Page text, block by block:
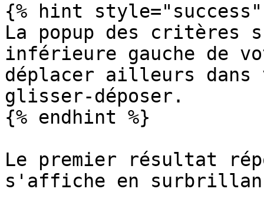
{% hint style="success"
La popup des
inférieure gauche de
déplacer ailleurs
glisser-déposer.
{% endhint %}
Le premier résultat
s'affiche en